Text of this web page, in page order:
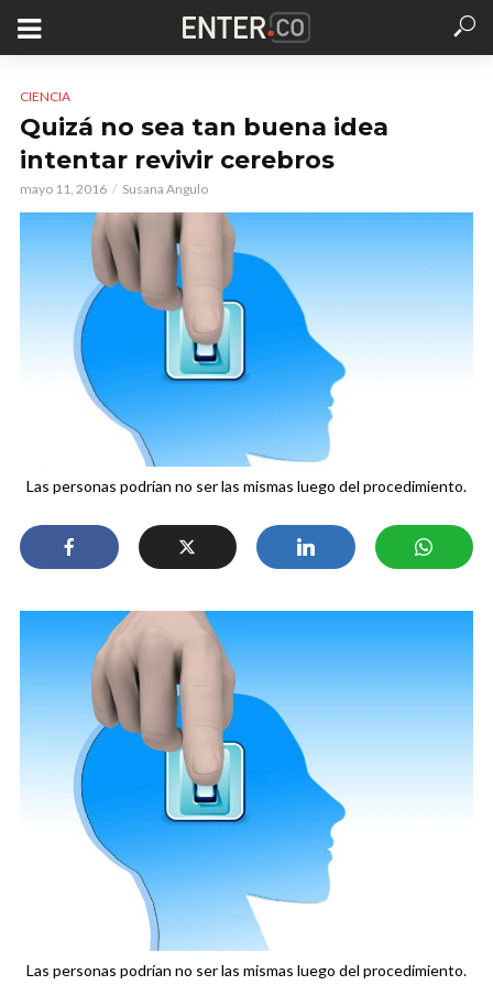
CIENCIA
Quizá no sea tan buena idea
intentar revivir cerebros
mayo 11, 2016 Susana Angulo
Las personas podrían no ser las mismas luego del procedimiento.
Las personas podrían no ser las mismas luego del procedimiento.